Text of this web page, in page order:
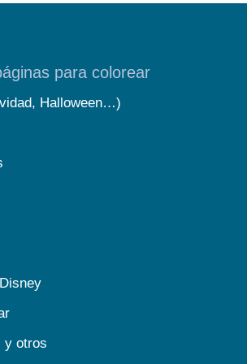
para colorear
Halloween…)
y otros